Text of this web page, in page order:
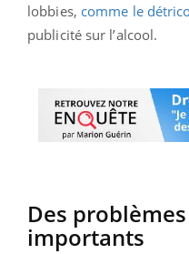
lobbies, comme le
publicité sur l’alcool.
Des
importants